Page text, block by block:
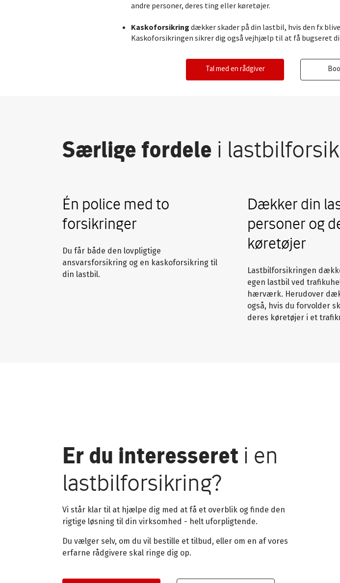
andre personer, deres ting eller køretøjer.
Kaskoforsikring dækker skader på din lastbil, hvis den fx
Kaskoforsikringen sikrer dig også vejhjælp til at få bugseret
Tal med en rådgiver
Særlige fordele i
Én police med to
forsikringer
Du får både den lovpligtige
ansvarsforsikring og en kaskoforsikring til
din lastbil.
Dækker din
personer og
køretøjer
Lastbilforsikringen
egen lastbil ved
hærværk. Herudover
også, hvis du forvolder
deres køretøjer i et
Er du interesseret i en
lastbilforsikring?
Vi står klar til at hjælpe dig med at få et overblik og finde den
rigtige løsning til din virksomhed - helt uforpligtende.
Du vælger selv, om du vil bestille et tilbud, eller om en af vores
erfarne rådgivere skal ringe dig op.